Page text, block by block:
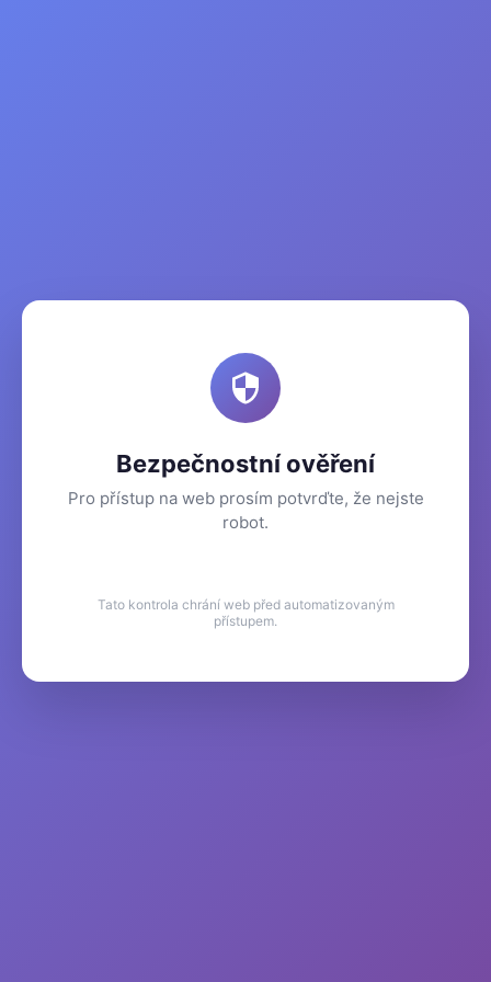
Bezpečnostní ověření
Pro přístup na web prosím potvrďte, že nejste
robot.
Tato kontrola chrání web před automatizovaným
přístupem.